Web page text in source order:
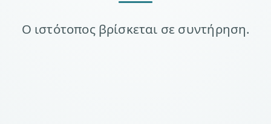
Ο ιστότοπος βρίσκεται σε συντήρηση.